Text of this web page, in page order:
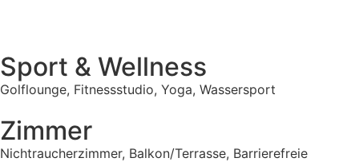
Sport & Wellness
Golflounge, Fitnessstudio, Yoga, Wassersport
Zimmer
Nichtraucherzimmer, Balkon/Terrasse, Barrierefreie